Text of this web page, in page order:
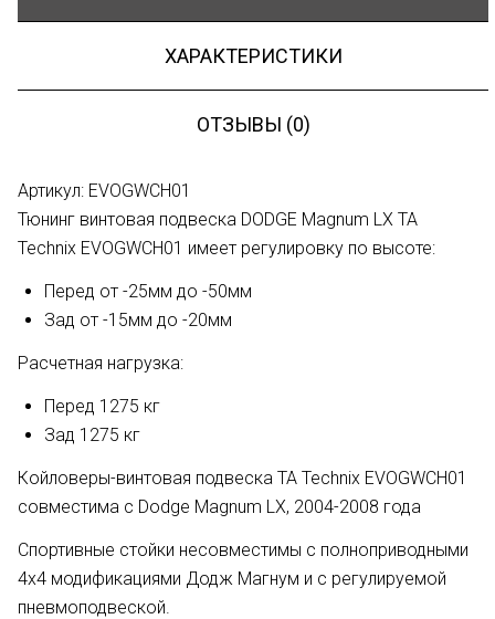
ХАРАКТЕРИСТИКИ
ОТЗЫВЫ (0)
Артикул: EVOGWCH01
Тюнинг винтовая подвеска DODGE Magnum LX TA
Technix EVOGWCH01 имеет регулировку по высоте:
Перед от -25мм до -50мм
Зад от -15мм до -20мм
Расчетная нагрузка:
Перед 1275 кг
Зад 1275 кг
Койловеры-винтовая подвеска TA Technix EVOGWCH01
совместима с Dodge Magnum LX, 2004-2008 года
Спортивные стойки несовместимы с полноприводными
4х4 модификациями Додж Магнум и с регулируемой
пневмоподвеской.